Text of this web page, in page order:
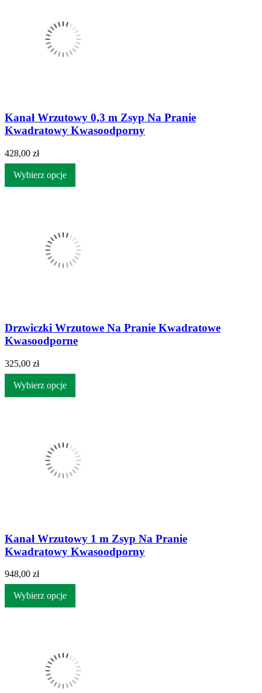
Kanał Wrzutowy 0,3 m Zsyp Na Pranie
Kwadratowy Kwasoodporny
428,00 zł
Wybierz opcje
Drzwiczki Wrzutowe Na Pranie Kwadratowe
Kwasoodporne
325,00 zł
Wybierz opcje
Kanał Wrzutowy 1 m Zsyp Na Pranie
Kwadratowy Kwasoodporny
948,00 zł
Wybierz opcje